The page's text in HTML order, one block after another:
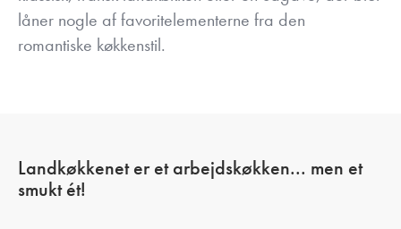
låner nogle af favoritelementerne fra den
romantiske køkkenstil.
Landkøkkenet er et arbejdskøkken... men et
smukt ét!